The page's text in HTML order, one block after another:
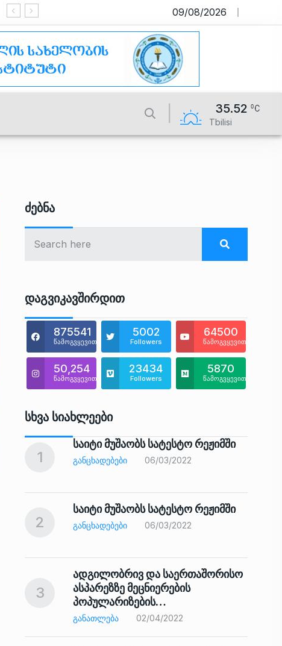
საიტი მუშაობს სატესტო რეჟიმში
09/08/2026
35.52
Tbilisi
Ძებნა
Დაგვიკავშირდით
875541
წამოგვყევით
5002
Followers
64500
წამოგვყევით
50,254
წამოგვყევით
23434
Followers
5870
წამოგვყევით
Სხვა Სიახლეები
1
საიტი მუშაობს სატესტო რეჟიმში
ᲒᲐᲜᲪᲮᲐᲓᲔᲑᲔᲑᲘ 06/03/2022
2
საიტი მუშაობს სატესტო რეჟიმში
ᲒᲐᲜᲪᲮᲐᲓᲔᲑᲔᲑᲘ 06/03/2022
3
ადგილობრივ და საერთაშორისო
ასპარეზზე მეცნიერების
პოპულარიზების…
ᲒᲐᲜᲐᲗᲚᲔᲑᲐ 02/04/2022